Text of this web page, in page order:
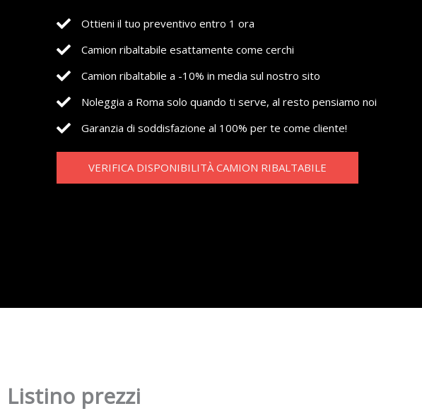
Ottieni il tuo preventivo entro 1 ora
Camion ribaltabile esattamente come cerchi
Camion ribaltabile a -10% in media sul nostro sito
Noleggia a Roma solo quando ti serve, al resto pensiamo noi
Garanzia di soddisfazione al 100% per te come cliente!
VERIFICA DISPONIBILITÀ CAMION RIBALTABILE
Listino prezzi